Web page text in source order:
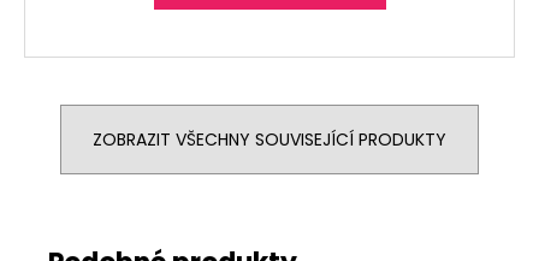
ZOBRAZIT VŠECHNY SOUVISEJÍCÍ PRODUKTY